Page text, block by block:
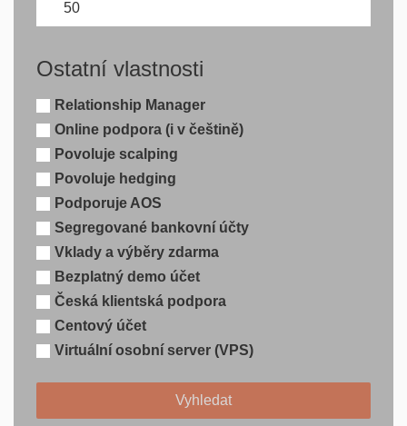
Ostatní vlastnosti
Relationship Manager
Online podpora (i v češtině)
Povoluje scalping
Povoluje hedging
Podporuje AOS
Segregované bankovní účty
Vklady a výběry zdarma
Bezplatný demo účet
Česká klientská podpora
Centový účet
Virtuální osobní server (VPS)